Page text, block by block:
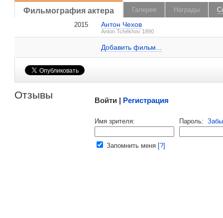
Фильмография актера Галерея Награды
2015
Антон Чехов
Anton Tchékhov 1890
Добавить фильм...
Александр Зефф на IMDB.com
Отзывы Войти | Регистрация
Имя зрителя: Пароль:
Запомнить меня [?]